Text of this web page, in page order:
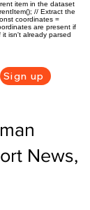
item in the dataset
// Extract the
coordinates =
are present if
isn't already parsed
Sign up
News,